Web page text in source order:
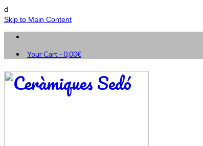
d
Skip to Main Content
Your Cart - 0,00€